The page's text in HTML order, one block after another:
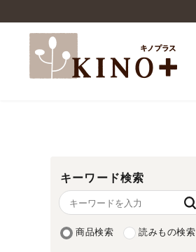
キーワード検索
商品検索 読みもの検索